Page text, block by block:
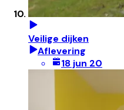
Veilige dijken
Aflevering
18 jun 20